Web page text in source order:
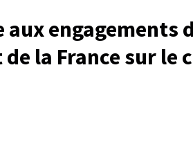
engagements
la France sur le